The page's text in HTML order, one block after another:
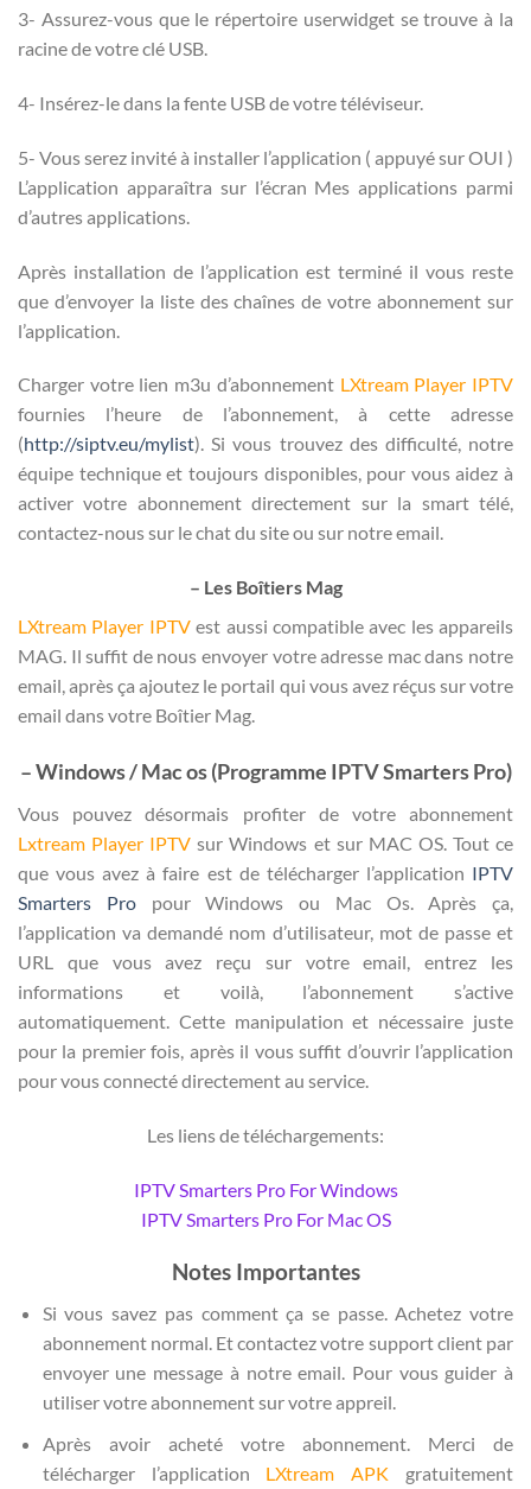
3- Assurez-vous que le répertoire userwidget se trouve à la
racine de votre clé USB.
4- Insérez-le dans la fente USB de votre téléviseur.
5- Vous serez invité à installer l’application ( appuyé sur OUI )
L’application apparaîtra sur l’écran Mes applications parmi
d’autres applications.
Après installation de l’application est terminé il vous reste
que d’envoyer la liste des chaînes de votre abonnement sur
l’application.
Charger votre lien m3u d’abonnement LXtream Player IPTV
fournies l’heure de l’abonnement, à cette adresse
(http://siptv.eu/mylist). Si vous trouvez des difficulté, notre
équipe technique et toujours disponibles, pour vous aidez à
activer votre abonnement directement sur la smart télé,
contactez-nous sur le chat du site ou sur notre email.
– Les Boîtiers Mag
LXtream Player IPTVest aussi compatible avec les appareils
MAG. Il suffit de nous envoyer votre adresse mac dans notre
email, après ça ajoutez le portail qui vous avez réçus sur votre
email dans votre Boîtier Mag.
– Windows / Mac os (Programme IPTV Smarters Pro)
Vous pouvez désormais profiter de votre abonnement
Lxtream Player IPTV sur Windows et sur MAC OS. Tout ce
que vous avez à faire est de télécharger l’application IPTV
Smarters Propour Windows ou Mac Os. Après ça,
l’application va demandé nom d’utilisateur, mot de passe et
URL que vous avez reçu sur votre email, entrez les
informations et voilà, l’abonnement s’active
automatiquement. Cette manipulation et nécessaire juste
pour la premier fois, après il vous suffit d’ouvrir l’application
pour vous connecté directement au service.
Les liens de téléchargements:
IPTV Smarters Pro For Windows
IPTV Smarters Pro For Mac OS
Notes Importantes
Si vous savez pas comment ça se passe. Achetez votre
abonnement normal. Et contactez votre support client par
envoyer une message à notre email. Pour vous guider à
utiliser votre abonnement sur votre appreil.
Après avoir acheté votre abonnement. Merci de
télécharger l’application LXtream APK gratuitement